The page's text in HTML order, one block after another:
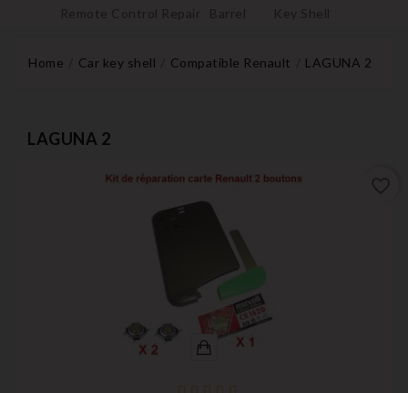
Remote Control Repair Barrel Key Shell
Home Car key shell Compatible Renault LAGUNA 2
LAGUNA 2